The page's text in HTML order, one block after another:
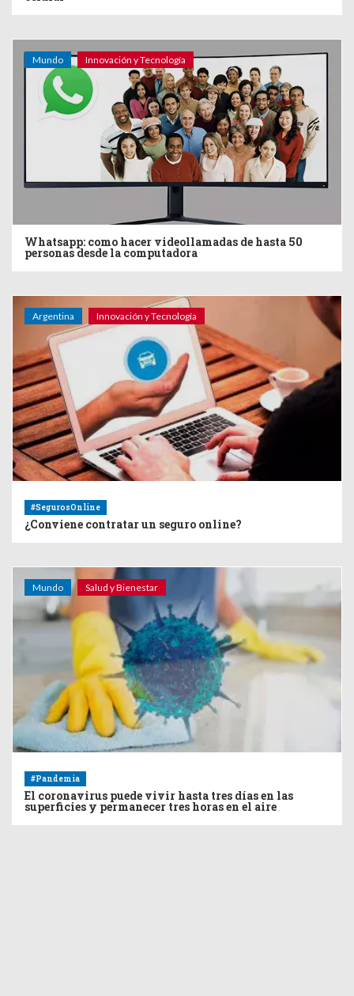
Mundo Innovación y Tecnología
Whatsapp: como hacer videollamadas de hasta 50
personas desde la computadora
Argentina Innovación y Tecnología
#SegurosOnline
¿Conviene contratar un seguro online?
Mundo Salud y Bienestar
#Pandemia
El coronavirus puede vivir hasta tres días en las
superficies y permanecer tres horas en el aire